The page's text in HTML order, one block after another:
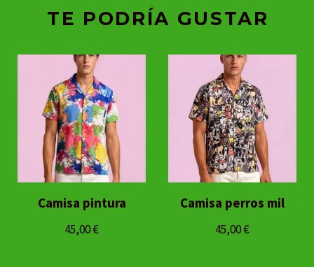
TE PODRÍA GUSTAR
Camisa pintura
45,00€
Camisa perros mil
45,00€